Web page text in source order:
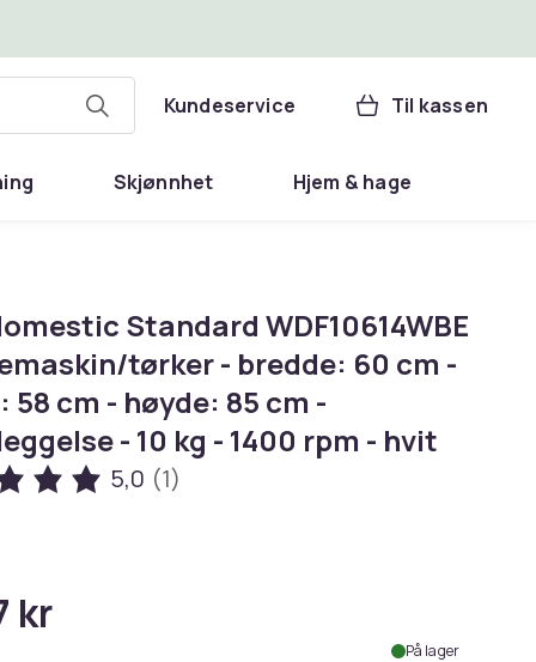
Kundeservice Til kassen
Skjønnhet Hjem & hage
Standard WDF10614WBE
tørker - bredde: 60 cm -
58 cm - høyde: 85 cm -
- 10 kg - 1400 rpm - hvit
5,0 (1)
kr
På lager